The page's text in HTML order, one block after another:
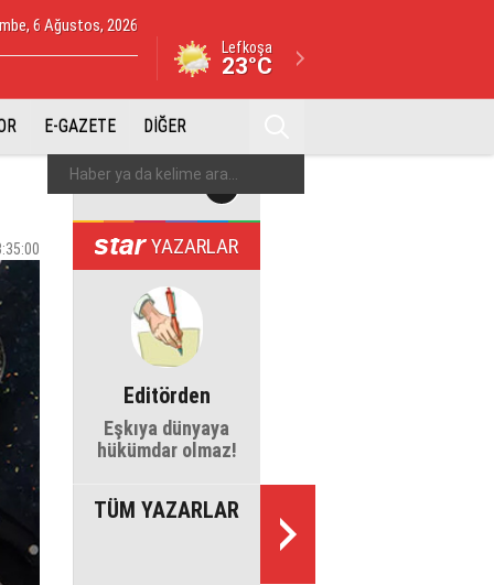
6 Ağustos, 2026
Lefkoşa
23°C
E-GAZETE DİĞER
YAZARLAR
Editörden
Eşkıya dünyaya
hükümdar olmaz!
TÜM YAZARLAR